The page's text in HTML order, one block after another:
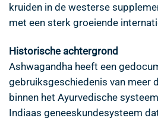
kruiden in de westerse
met een sterk groeiende
Historische achtergrond
Ashwagandha heeft een
gebruiksgeschiedenis van meer
binnen het Ayurvedische
Indiaas geneeskundesysteem